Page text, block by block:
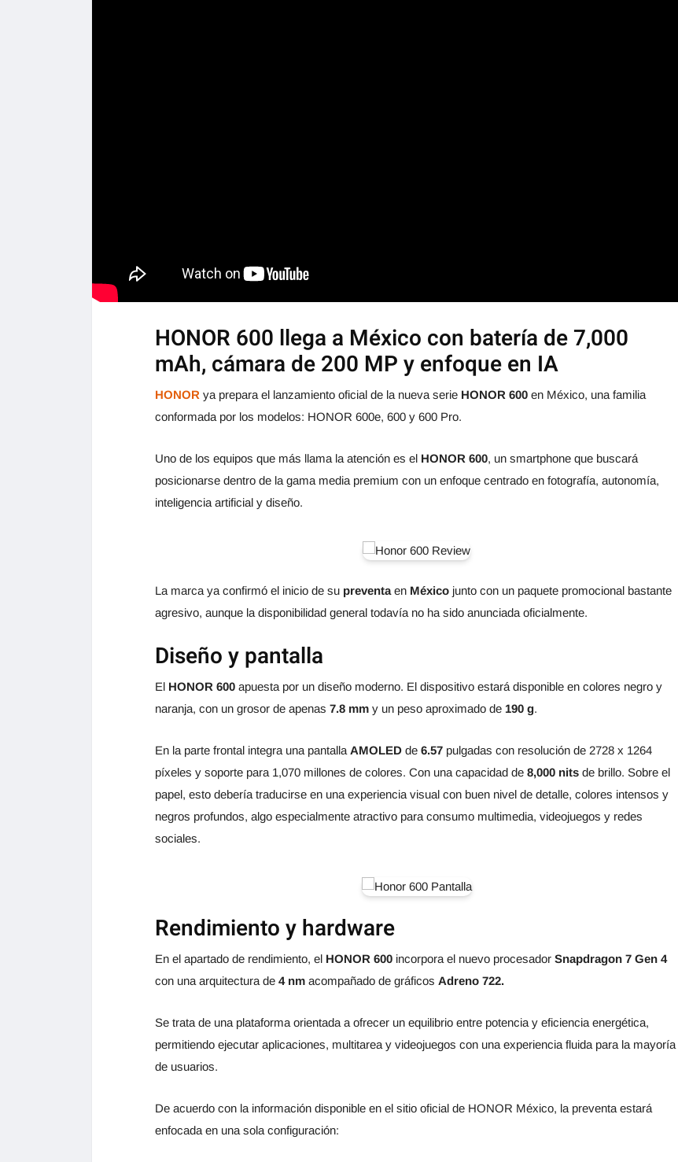
HONOR 600 llega a México con batería de 7,000
mAh, cámara de 200 MP y enfoque en IA
HONOR ya prepara el lanzamiento oficial de la nueva serie HONOR 600 en México, una familia
conformada por los modelos: HONOR 600e, 600 y 600 Pro.
Uno de los equipos que más llama la atención es el HONOR 600, un smartphone que buscará
posicionarse dentro de la gama media premium con un enfoque centrado en fotografía, autonomía,
inteligencia artificial y diseño.
La marca ya confirmó el inicio de su preventa en México junto con un paquete promocional bastante
agresivo, aunque la disponibilidad general todavía no ha sido anunciada oficialmente.
Diseño y pantalla
El HONOR 600 apuesta por un diseño moderno. El dispositivo estará disponible en colores negro y
naranja, con un grosor de apenas 7.8 mm y un peso aproximado de 190 g.
En la parte frontal integra una pantalla AMOLED de 6.57 pulgadas con resolución de 2728 x 1264
píxeles y soporte para 1,070 millones de colores. Con una capacidad de 8,000 nits de brillo. Sobre el
papel, esto debería traducirse en una experiencia visual con buen nivel de detalle, colores intensos y
negros profundos, algo especialmente atractivo para consumo multimedia, videojuegos y redes
sociales.
Rendimiento y hardware
En el apartado de rendimiento, el HONOR 600 incorpora el nuevo procesador Snapdragon 7 Gen 4
con una arquitectura de 4 nm acompañado de gráficos Adreno 722.
Se trata de una plataforma orientada a ofrecer un equilibrio entre potencia y eficiencia energética,
permitiendo ejecutar aplicaciones, multitarea y videojuegos con una experiencia fluida para la mayoría
de usuarios.
De acuerdo con la información disponible en el sitio oficial de HONOR México, la preventa estará
enfocada en una sola configuración: